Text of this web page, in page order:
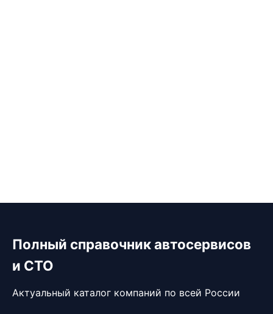
Полный справочник автосервисов
и СТО
Актуальный каталог компаний по всей России